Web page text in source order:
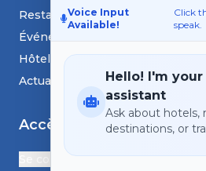
Voice Input
Available!
Click
speak.
Hello! I'm
assistant
Ask about hotels,
destinations, or
Restaurants
Événements
Hôtels
Actualités et blogs
Accès
Se connecter